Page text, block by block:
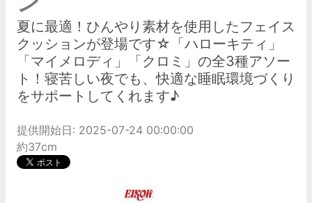
夏に最適！ひんやり素材を使用したフェイス
クッションが登場です☆「ハローキティ」
「マイメロディ」「クロミ」の全3種アソー
ト！寝苦しい夜でも、快適な睡眠環境づくり
をサポートしてくれます♪
提供開始日: 2025-07-24 00:00:00
約37cm